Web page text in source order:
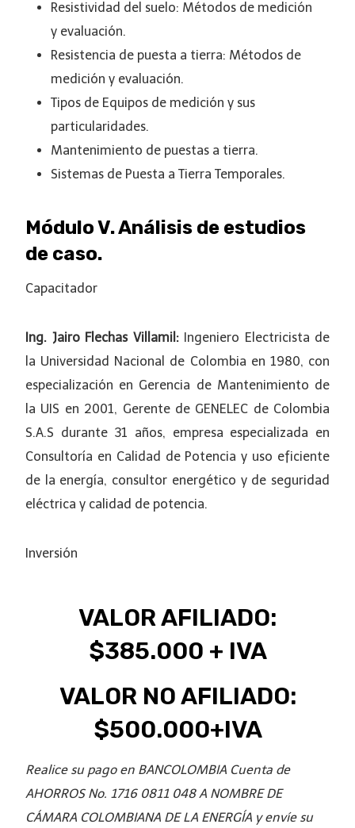
Resistividad del suelo: Métodos de medición
y evaluación.
Resistencia de puesta a tierra: Métodos de
medición y evaluación.
Tipos de Equipos de medición y sus
particularidades.
Mantenimiento de puestas a tierra.
Sistemas de Puesta a Tierra Temporales.
Módulo V. Análisis de estudios
de caso.
Capacitador
Ing. Jairo Flechas Villamil:Ingeniero Electricista de
la Universidad Nacional de Colombia en 1980, con
especialización en Gerencia de Mantenimiento de
la UIS en 2001, Gerente de GENELEC de Colombia
S.A.S durante 31 años, empresa especializada en
Consultoría en Calidad de Potencia y uso eficiente
de la energía, consultor energético y de seguridad
eléctrica y calidad de potencia.
Inversión
VALOR AFILIADO:
$385.000 + IVA
VALOR NO AFILIADO:
$500.000+IVA
Realice su pago en BANCOLOMBIA Cuenta de
AHORROS No. 1716 0811 048 A NOMBRE DE
CÁMARA COLOMBIANA DE LA ENERGÍA y envíe su